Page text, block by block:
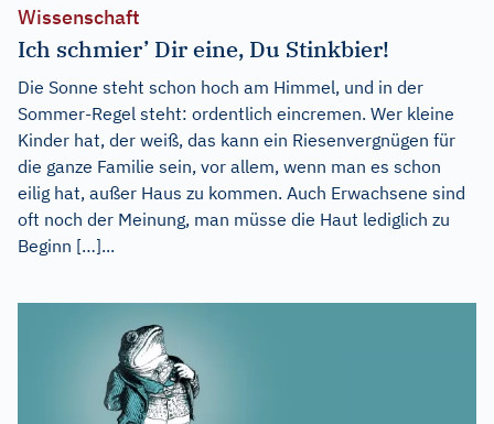
Wissenschaft
Ich schmier’ Dir eine, Du Stinkbier!
Die Sonne steht schon hoch am Himmel, und in der
Sommer-Regel steht: ordentlich eincremen. Wer kleine
Kinder hat, der weiß, das kann ein Riesenvergnügen für
die ganze Familie sein, vor allem, wenn man es schon
eilig hat, außer Haus zu kommen. Auch Erwachsene sind
oft noch der Meinung, man müsse die Haut lediglich zu
Beginn […]...